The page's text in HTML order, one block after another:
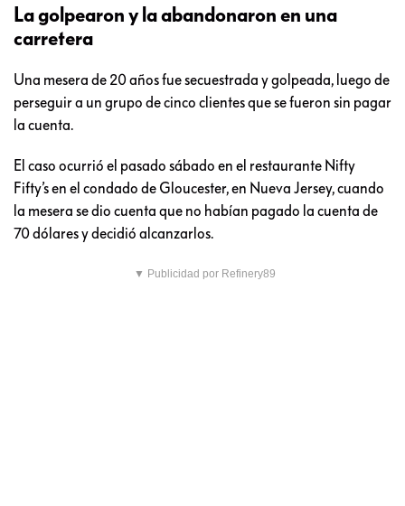
La golpearon y la abandonaron en una
carretera
Una mesera de 20 años fue secuestrada y golpeada, luego de
perseguir a un grupo de cinco clientes que se fueron sin pagar
la cuenta.
El caso ocurrió el pasado sábado en el restaurante Nifty
Fifty’s en el condado de Gloucester, en Nueva Jersey, cuando
la mesera se dio cuenta que no habían pagado la cuenta de
70 dólares y decidió alcanzarlos.
▼ Publicidad por Refinery89